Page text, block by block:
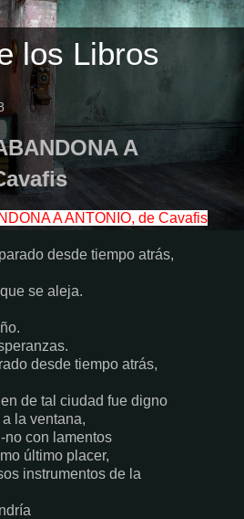
los Libros
A
A ANTONIO, de Cavafis
desde tiempo atrás,
se aleja.
desde tiempo atrás,
de tal ciudad fue digno
la ventana,
no con lamentos
último placer,
instrumentos de la